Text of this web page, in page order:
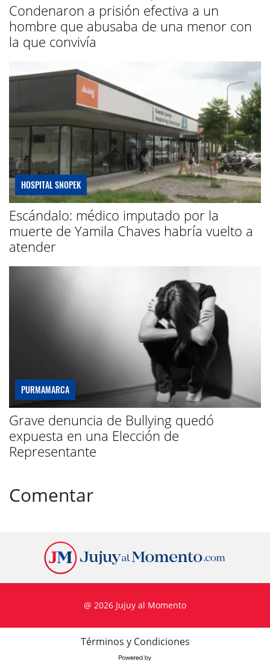
Condenaron a prisión efectiva a un
hombre que abusaba de una menor con
la que convivía
HOSPITAL SNOPEK
Escándalo: médico imputado por la
muerte de Yamila Chaves habría vuelto a
atender
PURMAMARCA
Grave denuncia de Bullying quedó
expuesta en una Elección de
Representante
Comentar
@ 2026 Jujuy al Momento
Términos y Condiciones